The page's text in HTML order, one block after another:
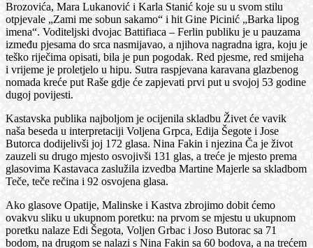
Brozovića, Mara Lukanović i Karla Stanić koje su u svom stilu
otpjevale „Zami me sobun sakamo“ i hit Gine Picinić „Barka lipog
imena“. Voditeljski dvojac Battifiaca – Ferlin publiku je u pauzama
između pjesama do srca nasmijavao, a njihova nagradna igra, koju je
teško riječima opisati, bila je pun pogodak. Red pjesme, red smijeha
i vrijeme je proletjelo u hipu. Sutra raspjevana karavana glazbenog
nomada kreće put Raše gdje će zapjevati prvi put u svojoj 53 godine
dugoj povijesti.
Kastavska publika najboljom je ocijenila skladbu Živet će vavik
naša beseda u interpretaciji Voljena Grpca, Edija Šegote i Jose
Butorca dodijelivši joj 172 glasa. Nina Fakin i njezina Ča je život
zauzeli su drugo mjesto osvojivši 131 glas, a treće je mjesto prema
glasovima Kastavaca zaslužila izvedba Martine Majerle sa skladbom
Teče, teče rečina i 92 osvojena glasa.
Ako glasove Opatije, Malinske i Kastva zbrojimo dobit ćemo
ovakvu sliku u ukupnom poretku: na prvom se mjestu u ukupnom
poretku nalaze Edi Šegota, Voljen Grbac i Joso Butorac sa 71
bodom, na drugom se nalazi s Nina Fakin sa 60 bodova, a na trećem